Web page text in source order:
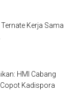
Kerja Sama
HMI Cabang
Kadispora